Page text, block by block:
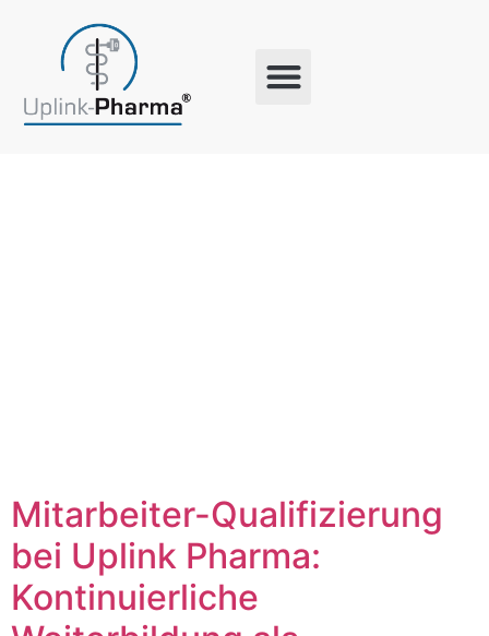
Mitarbeiter-Qualifizierung
bei Uplink Pharma:
Kontinuierliche